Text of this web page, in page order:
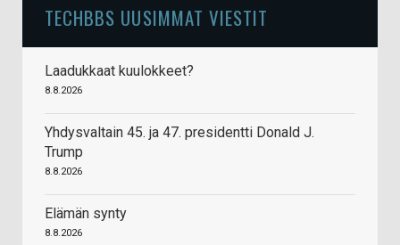
TECHBBS UUSIMMAT VIESTIT
Laadukkaat kuulokkeet?
8.8.2026
Yhdysvaltain 45. ja 47. presidentti Donald J.
Trump
8.8.2026
Elämän synty
8.8.2026